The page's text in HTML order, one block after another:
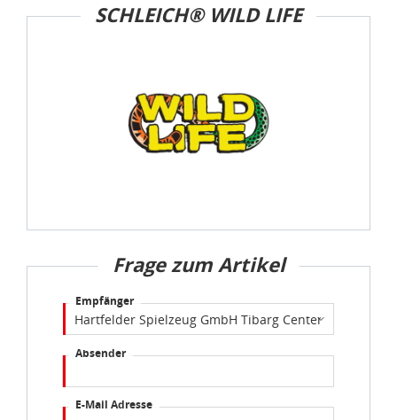
SCHLEICH® WILD LIFE
Frage zum Artikel
Empfänger
Absender
E-Mail Adresse